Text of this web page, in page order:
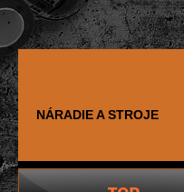
NÁRADIE A STROJE